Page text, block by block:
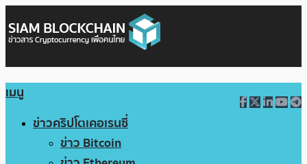
เมนู
ข่าวคริปโตเคอเรนซี่
ข่าว Bitcoin